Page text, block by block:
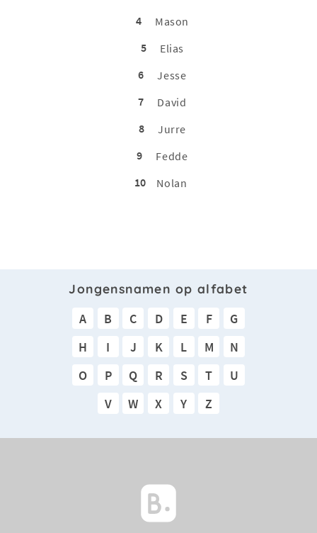
4
Mason
5
Elias
6
Jesse
7
David
8
Jurre
9
Fedde
10
Nolan
Jongensnamen op alfabet
A B C D E F
G
H
I J K L M
N
O
P Q R S T
U
V
W X Y Z